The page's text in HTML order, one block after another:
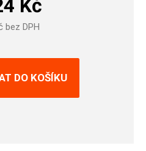
Kč
bez DPH
DO KOŠÍKU